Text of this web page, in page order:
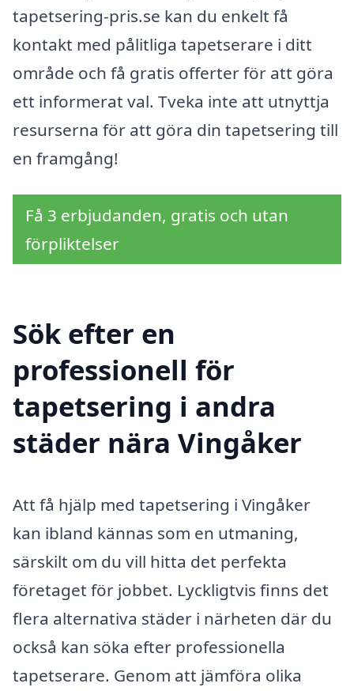
tapetsering-pris.se kan du enkelt få
kontakt med pålitliga tapetserare i ditt
område och få gratis offerter för att göra
ett informerat val. Tveka inte att utnyttja
resurserna för att göra din tapetsering till
en framgång!
Få 3 erbjudanden, gratis och utan
förpliktelser
Sök efter en
professionell för
tapetsering i andra
städer nära Vingåker
Att få hjälp med tapetsering i Vingåker
kan ibland kännas som en utmaning,
särskilt om du vill hitta det perfekta
företaget för jobbet. Lyckligtvis finns det
flera alternativa städer i närheten där du
också kan söka efter professionella
tapetserare. Genom att jämföra olika